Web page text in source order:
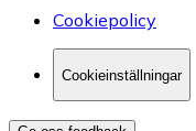
Cookiepolicy
Cookieinställningar